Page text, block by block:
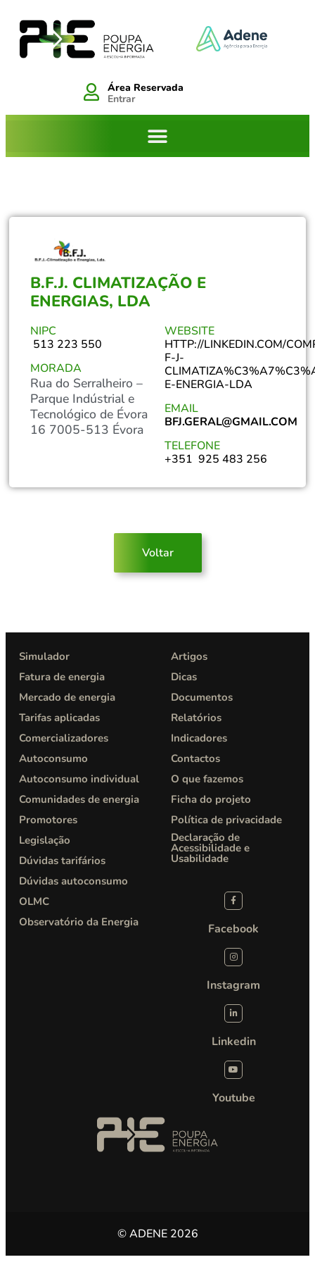
Área Reservada
Entrar
B.F.J. CLIMATIZAÇÃO E
ENERGIAS, LDA
NIPC
513 223 550
MORADA
Rua do Serralheiro –
Parque Indústrial e
Tecnológico de Évora
16 7005-513 Évora
WEBSITE
HTTP://LINKEDIN.COM/
F-J-
E-ENERGIA-LDA
EMAIL
BFJ.GERAL@GMAIL.COM
TELEFONE
+351 925 483 256
Voltar
Simulador
Fatura de energia
Mercado de energia
Tarifas aplicadas
Comercializadores
Autoconsumo
Autoconsumo individual
Comunidades de energia
Promotores
Legislação
Dúvidas tarifários
Dúvidas autoconsumo
Artigos
Dicas
Documentos
Relatórios
Indicadores
Contactos
O que fazemos
Ficha do projeto
Política de privacidade​
Declaração de
Acessibilidade e
Usabilidade
OLMC
Observatório da Energia
Facebook
Instagram
Linkedin
Youtube
© ADENE 2026